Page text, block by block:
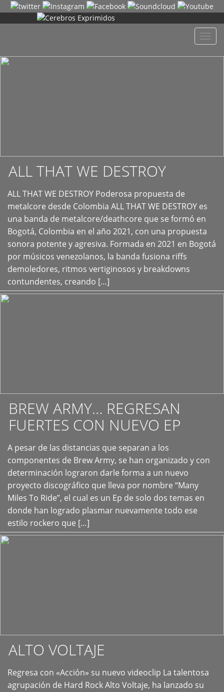
ALL THAT WE DESTROY
ALL THAT WE DESTROY Poderosa propuesta de
metalcore desde Colombia ALL THAT WE DESTROY es
una banda de metalcore/deathcore que se formó en
Bogotá, Colombia en el año 2021, con una propuesta
sonora potente y agresiva. Formada en 2021 en Bogotá
por músicos venezolanos, la banda fusiona riffs
demoledores, ritmos vertiginosos y breakdowns
contundentes, creando […]
+
BREW ARMY… REGRESAN
FUERTES CON NUEVO EP
A pesar de las distancias que separan a los
componentes de Brew Army, se han organizado y con
determinación lograron darle forma a un nuevo
proyecto discográfico que lleva por nombre “Many
Miles To Ride”, el cual es un Ep de solo dos temas en
donde han logrado plasmar nuevamente todo ese
estilo rockero que […]
+
ALTO VOLTAJE
Regresa con «Acción» su nuevo videoclip La talentosa
agrupación de Hard Rock Alto Voltaje, ha lanzado su